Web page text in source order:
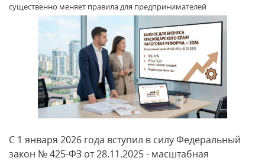
существенно меняет правила для предпринимателей
С 1 января 2026 года вступил в силу Федеральный
закон № 425-ФЗ от 28.11.2025 - масштабная